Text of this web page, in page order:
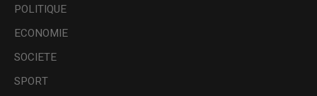
POLITIQUE
ECONOMIE
SOCIETE
SPORT